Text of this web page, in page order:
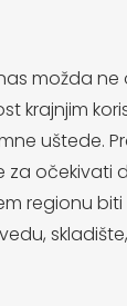
možda
krajnjim
uštede.
za očekivati
regionu